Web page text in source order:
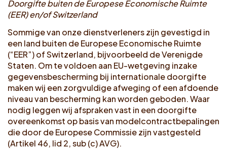
Doorgifte buiten de Europese Economische Ruimte
(EER) en/of Switzerland
Sommige van onze dienstverleners zijn gevestigd in
een land buiten de Europese Economische Ruimte
(“EER”) of Switzerland, bijvoorbeeld de Verenigde
Staten. Om te voldoen aan EU-wetgeving inzake
gegevensbescherming bij internationale doorgifte
maken wij een zorgvuldige afweging of een afdoende
niveau van bescherming kan worden geboden. Waar
nodig leggen wij afspraken vast in een doorgifte
overeenkomst op basis van modelcontractbepalingen
die door de Europese Commissie zijn vastgesteld
(Artikel 46, lid 2, sub (c) AVG).